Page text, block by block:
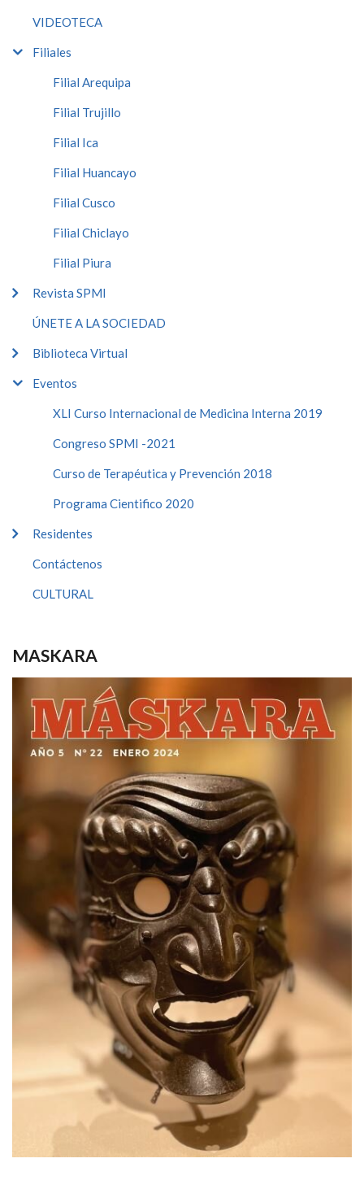
VIDEOTECA
Filiales
Filial Arequipa
Filial Trujillo
Filial Ica
Filial Huancayo
Filial Cusco
Filial Chiclayo
Filial Piura
Revista SPMI
ÚNETE A LA SOCIEDAD
Biblioteca Virtual
Eventos
XLI Curso Internacional de Medicina Interna 2019
Congreso SPMI -2021
Curso de Terapéutica y Prevención 2018
Programa Cientifico 2020
Residentes
Contáctenos
CULTURAL
MASKARA